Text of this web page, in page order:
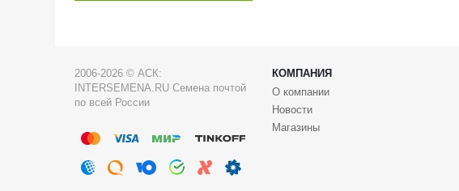
2006-2026 © АСК:
INTERSEMENA.RU Семена почтой
по всей России
КОМПАНИЯ
О компании
Новости
Магазины